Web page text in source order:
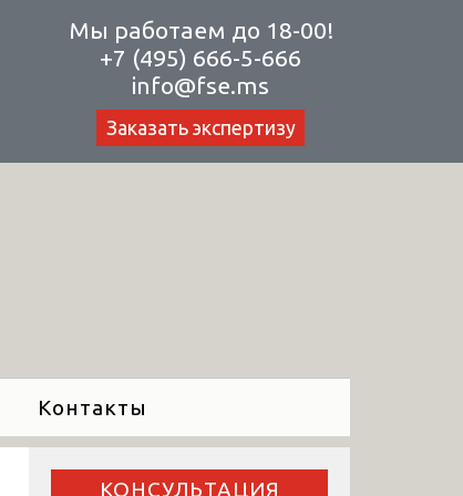
Мы работаем до 18-00!
+7 (495) 666-5-666
info@fse.ms
Заказать экспертизу
Контакты
КОНСУЛЬТАЦИЯ